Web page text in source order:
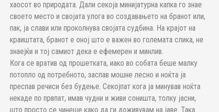
хаосот во природата. Дали секоја минијатурна капка го знае
своето место и својата улога во создавањето на бранот или,
пак, ја слави или проколнува својата судбина. На крајот на
краиштата, бранот е оној што е важен во големата слика, не
знаејќи и тој самиот дека е ефемерен и минлив.
Кога се вратив од прошетката, иако во собата беше малку
потопло од потребното, заспав мошне лесно и ноќта ја
преспав речиси без будење. Секојпат кога ја минував ноќта
некаде по првпат, имав чудни и живи соништа, толку јасни,
што просто се чинеше како да ги доживувам на јаве. Така